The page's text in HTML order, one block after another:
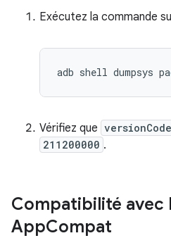
Exécutez la commande
adb shell dumpsys
Vérifiez que versionCode
211200000 .
Compatibilité avec
AppCompat